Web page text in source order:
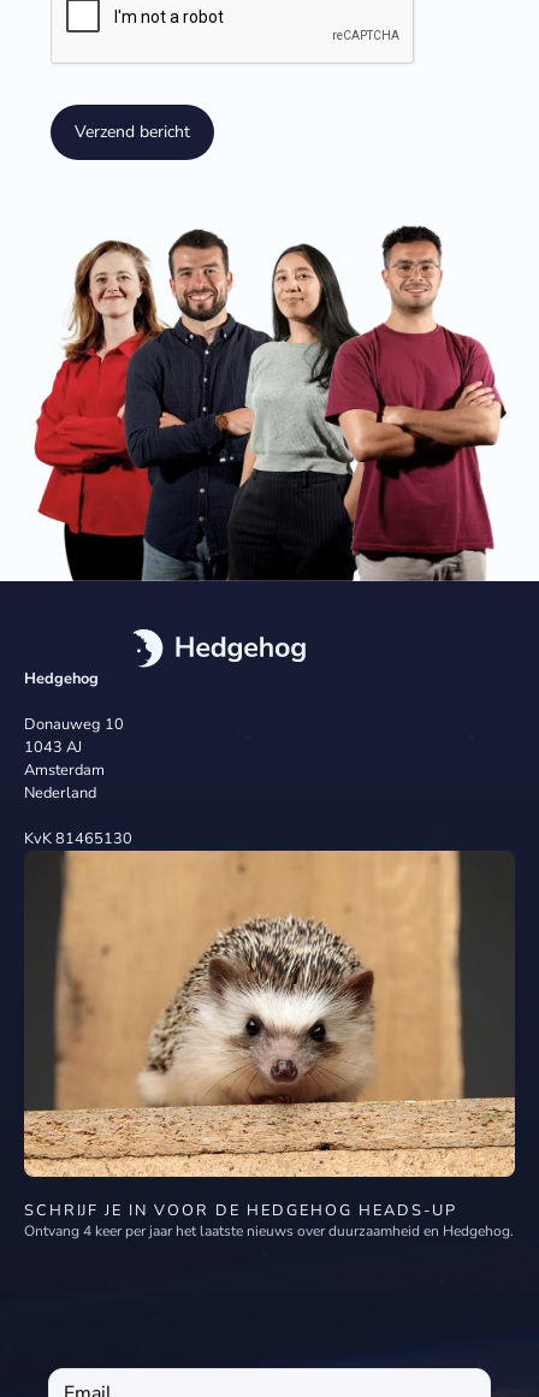
Verzend bericht
Hedgehog
Donauweg 10
1043 AJ
Amsterdam
Nederland
KvK 81465130
SCHRIJF JE IN VOOR DE HEDGEHOG HEADS-UP
Ontvang 4 keer per jaar het laatste nieuws over duurzaamheid en Hedgehog.